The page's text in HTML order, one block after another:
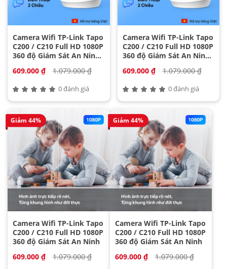
Camera Wifi TP-Link Tapo
C200 / C210 Full HD 1080P
360 độ Giám Sát An Ninh
609.000 ₫ 1.079.000 ₫
0 đánh giá
Camera Wifi TP-Link Tapo
C200 / C210 Full HD 1080P
360 độ Giám Sát An Ninh
609.000 ₫ 1.079.000 ₫
0 đánh giá
Giảm 44%
Camera Wifi TP-Link Tapo
C200 / C210 Full HD 1080P
360 độ Giám Sát An Ninh
609.000 ₫
1.079.000 ₫
Giảm 44%
Camera Wifi TP-Link Tapo
C200 / C210 Full HD 1080P
360 độ Giám Sát An Ninh
609.000 ₫
1.079.000 ₫